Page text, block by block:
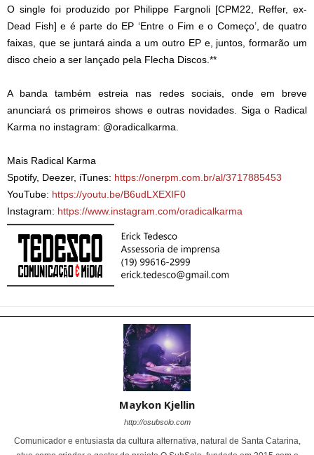
O single foi produzido por Philippe Fargnoli [CPM22, Reffer, ex-
Dead Fish] e é parte do EP ‘Entre o Fim e o Começo’, de quatro
faixas, que se juntará ainda a um outro EP e, juntos, formarão um
disco cheio a ser lançado pela Flecha Discos.**
A banda também estreia nas redes sociais, onde em breve
anunciará os primeiros shows e outras novidades. Siga o Radical
Karma no instagram: @oradicalkarma.
Mais Radical Karma
Spotify, Deezer, iTunes: https://onerpm.com.br/al/3717885453
YouTube: https://youtu.be/B6udLXEXIF0
Instagram: https://www.instagram.com/oradicalkarma
Maykon Kjellin
http://osubsolo.com
Comunicador e entusiasta da cultura alternativa, natural de Santa Catarina,